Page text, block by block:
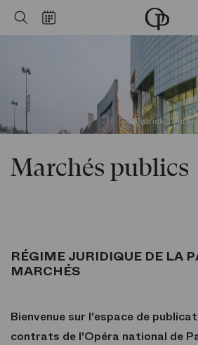
Rechercher
Calendrier Accueil
-
Opéra
national
de
Paris
© Patrick
Marchés publics
Marchés publics
RÉGIME JURIDIQUE DE LA
MARCHÉS
Bienvenue sur l'espace de
contrats de l'Opéra national de